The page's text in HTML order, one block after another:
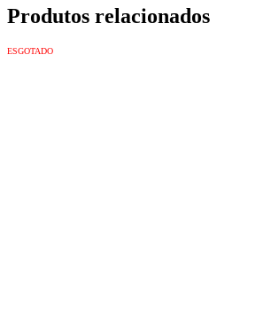
Produtos relacionados
ESGOTADO